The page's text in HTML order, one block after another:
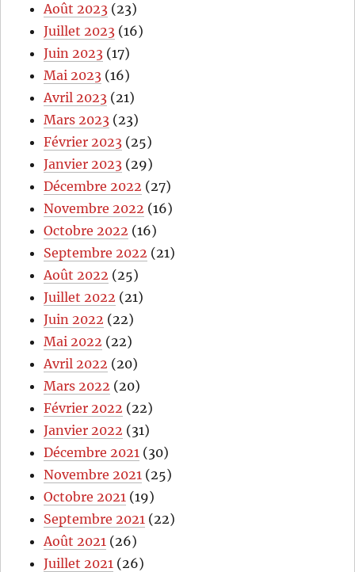
Août 2023 (23)
Juillet 2023 (16)
Juin 2023 (17)
Mai 2023 (16)
Avril 2023 (21)
Mars 2023 (23)
Février 2023 (25)
Janvier 2023 (29)
Décembre 2022 (27)
Novembre 2022 (16)
Octobre 2022 (16)
Septembre 2022 (21)
Août 2022 (25)
Juillet 2022 (21)
Juin 2022 (22)
Mai 2022 (22)
Avril 2022 (20)
Mars 2022 (20)
Février 2022 (22)
Janvier 2022 (31)
Décembre 2021 (30)
Novembre 2021 (25)
Octobre 2021 (19)
Septembre 2021 (22)
Août 2021 (26)
Juillet 2021 (26)